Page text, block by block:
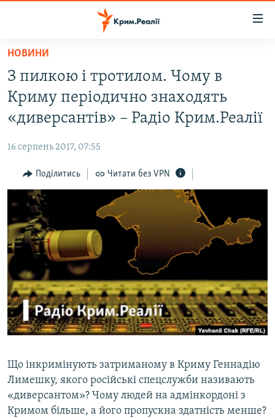
Перейти
основного
матеріалу
Перейти
до
основної
навігації
Перейти
до
пошуку
ВІДЕО ТА ФОТО
БЛОГИ
ПОГЛЯД
ІНТЕРВ'Ю
ВСЕ ЗА ДЕНЬ
СПЕЦПРОЕКТИ
ДЕПОРТАЦІЯ
ВІДЕОУРОКИ «ELIFBE»
СВІДЧЕННЯ ОКУПАЦІЇ
УКРАЇНСЬКА ПРОБЛЕМА КРИМУ
ЯК ОБІЙТИ БЛОКУВАННЯ
Русский
Qırımtatar
Усі сайти RFE/RL
НОВИНИ
З пилкою і тротилом. Чому в
Криму періодично знаходять
«диверсантів» – Радіо Крим.Реалії
16 серпень 2017, 07:55
Поділитись Читати без VPN
Що інкримінують затриманому в Криму Геннадію
Лимешку, якого російські спецслужби називають
«диверсантом»? Чому людей на адмінкордоні з
Кримом більше, а його пропускна здатність менше?